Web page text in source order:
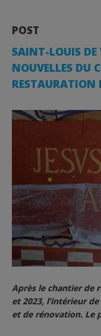
POST
SAINT-LOUIS DE
NOUVELLES DU
RESTAURATION
Après le chantier de
et 2023, l’intérieur
et de rénovation. Le